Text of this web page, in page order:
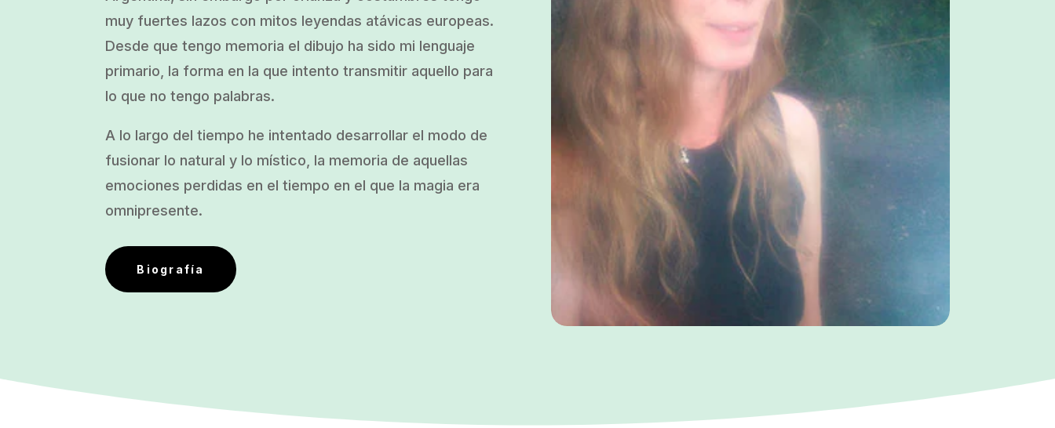
muy fuertes lazos con mitos leyendas atávicas europeas.
Desde que tengo memoria el dibujo ha sido mi lenguaje
primario, la forma en la que intento transmitir aquello para
lo que no tengo palabras.
A lo largo del tiempo he intentado desarrollar el modo de
fusionar lo natural y lo místico, la memoria de aquellas
emociones perdidas en el tiempo en el que la magia era
omnipresente.
Biografía